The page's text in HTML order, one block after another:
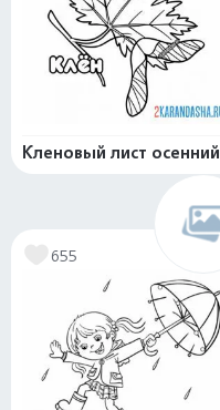
Кленовый лист осенний
655